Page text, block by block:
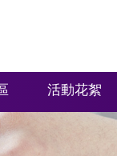
活動花絮